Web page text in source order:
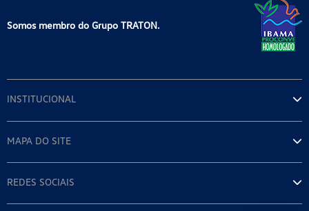
Somos membro do Grupo TRATON.
INSTITUCIONAL
MAPA DO SITE
REDES SOCIAIS